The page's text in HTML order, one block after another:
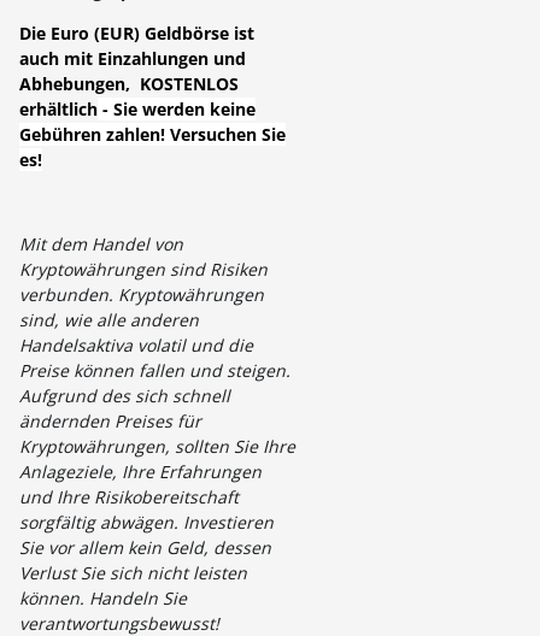
Die Euro (EUR) Geldbörse ist
auch mit Einzahlungen und
Abhebungen, KOSTENLOS
erhältlich - Sie werden keine
Gebühren zahlen! Versuchen Sie
es!
Mit dem Handel von
Kryptowährungen sind Risiken
verbunden. Kryptowährungen
sind, wie alle anderen
Handelsaktiva volatil und die
Preise können fallen und steigen.
Aufgrund des sich schnell
ändernden Preises für
Kryptowährungen, sollten Sie Ihre
Anlageziele, Ihre Erfahrungen
und Ihre Risikobereitschaft
sorgfältig abwägen. Investieren
Sie vor allem kein Geld, dessen
Verlust Sie sich nicht leisten
können. Handeln Sie
verantwortungsbewusst!